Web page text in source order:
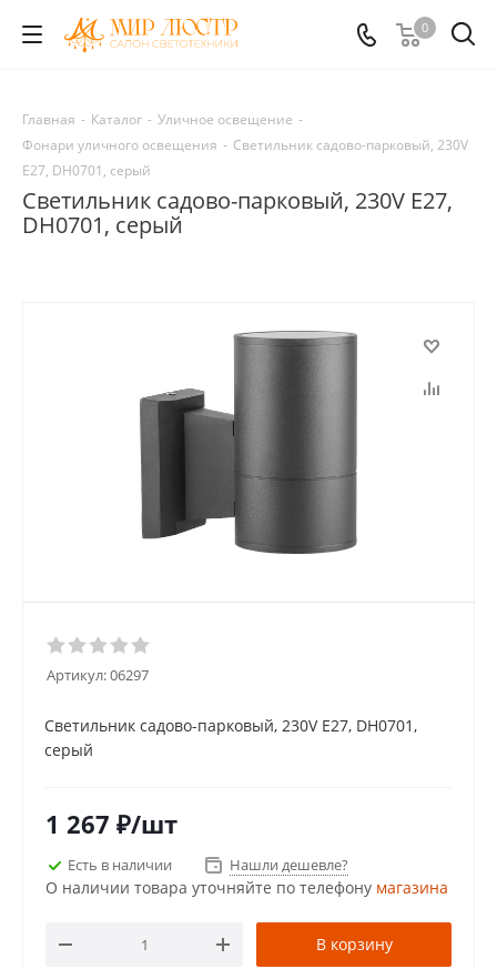
0
Главная - Каталог - Уличное освещение -
Фонари уличного освещения - Светильник садово-парковый, 230V
E27, DH0701, серый
Светильник садово-парковый, 230V E27,
DH0701, серый
Артикул:06297
Светильник садово-парковый, 230V E27, DH0701,
серый
1 267 ₽/шт
Есть в наличии Нашли дешевле?
О наличии товара уточняйте по телефону магазина
В корзину